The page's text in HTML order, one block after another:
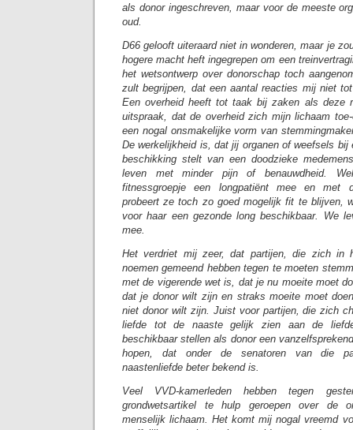
als donor ingeschreven, maar voor de meeste
oud.
D66 gelooft uiteraard niet in wonderen, maar je
hogere macht heft ingegrepen om een
het wetsontwerp over donorschap toch
zult begrijpen, dat een aantal reacties mij niet
Een overheid heeft tot taak bij zaken als deze
uitspraak, dat de overheid zich mijn lichaam
een nogal onsmakelijke vorm van
De werkelijkheid is, dat jij organen of weefsels bij
beschikking stelt van een doodzieke
leven met minder pijn of benauwdheid.
fitnessgroepje een longpatiënt mee en met
probeert ze toch zo goed mogelijk fit te blijven,
voor haar een gezonde long beschikbaar. We
mee.
Het verdriet mij zeer, dat partijen, die zich in
noemen gemeend hebben tegen te moeten
met de vigerende wet is, dat je nu moeite moet
dat je donor wilt zijn en straks moeite moet
niet donor wilt zijn. Juist voor partijen, die zich
liefde tot de naaste gelijk zien aan de
beschikbaar stellen als donor een
hopen, dat onder de senatoren van die
naastenliefde beter bekend is.
Veel VVD-kamerleden hebben tegen
grondwetsartikel te hulp geroepen over de
menselijk lichaam. Het komt mij nogal vreemd